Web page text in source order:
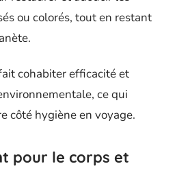
ou colorés, tout en restant
cohabiter efficacité et
ce qui
côté hygiène en voyage.
pour le corps et